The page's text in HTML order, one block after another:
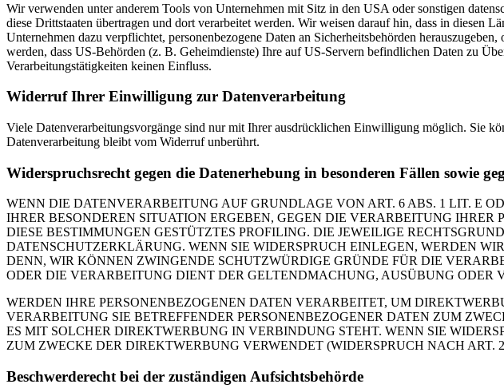
Wir verwenden unter anderem Tools von Unternehmen mit Sitz in den USA oder sonstigen
diese Drittstaaten übertragen und dort verarbeitet werden. Wir weisen darauf hin, dass in diesen
Unternehmen dazu verpflichtet, personenbezogene Daten an Sicherheitsbehörden
werden, dass US-Behörden (z. B. Geheimdienste) Ihre auf US-Servern befindlichen Daten zu
Verarbeitungstätigkeiten keinen Einfluss.
Widerruf Ihrer Einwilligung zur Datenverarbeitung
Viele Datenverarbeitungsvorgänge sind nur mit Ihrer ausdrücklichen Einwilligung möglich. Sie
Datenverarbeitung bleibt vom Widerruf unberührt.
Widerspruchsrecht gegen die Datenerhebung in besonderen Fällen sowie
WENN DIE DATENVERARBEITUNG AUF GRUNDLAGE VON ART. 6 ABS. 1 LIT. E
IHRER BESONDEREN SITUATION ERGEBEN, GEGEN DIE VERARBEITUNG
DIESE BESTIMMUNGEN GESTÜTZTES PROFILING. DIE JEWEILIGE
DATENSCHUTZERKLÄRUNG. WENN SIE WIDERSPRUCH EINLEGEN, WERDEN
DENN, WIR KÖNNEN ZWINGENDE SCHUTZWÜRDIGE GRÜNDE FÜR DIE
ODER DIE VERARBEITUNG DIENT DER GELTENDMACHUNG, AUSÜBUNG ODER
WERDEN IHRE PERSONENBEZOGENEN DATEN VERARBEITET, UM
VERARBEITUNG SIE BETREFFENDER PERSONENBEZOGENER DATEN ZUM
ES MIT SOLCHER DIREKTWERBUNG IN VERBINDUNG STEHT. WENN SIE
ZUM ZWECKE DER DIREKTWERBUNG VERWENDET (WIDERSPRUCH NACH ART.
Beschwerde­recht bei der zuständigen Aufsichts­behörde